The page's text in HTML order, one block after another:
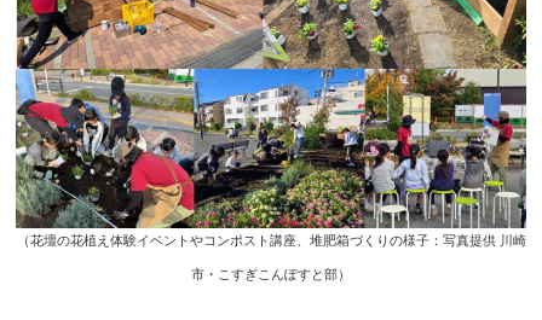
（花壇の花植え体験イベントやコンポスト講座、堆肥箱づくりの様子：写真提供 川崎
市・こすぎこんぽすと部）